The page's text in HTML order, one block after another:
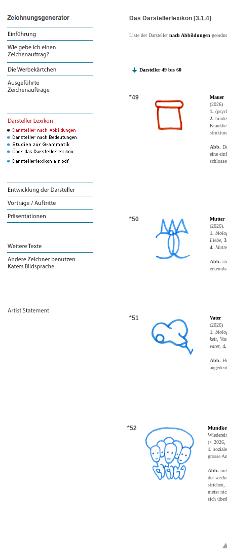
Das Darstellerlexikon [3.1.4]
Liste der Darstellernach Abbildungen
Darsteller 49 bis 60
*49
Mauer
(2026)
1.
2.
Abb.
eine
*50
Mutter
(2026).
1.
Liebe,
4.
Abb.
*51
Vater
(2026)
1.
keit,
vater, 4.
Abb.
*52
(< 2026,
1.
grosse
Abb.
der
strichen,
meist
sich